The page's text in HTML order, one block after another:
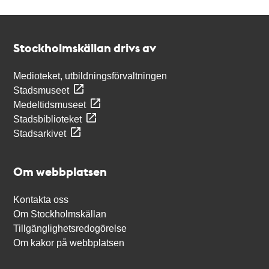
Stockholmskällan drivs av
Medioteket, utbildningsförvaltningen
Stadsmuseet
Medeltidsmuseet
Stadsbiblioteket
Stadsarkivet
Om webbplatsen
Kontakta oss
Om Stockholmskällan
Tillgänglighetsredogörelse
Om kakor på webbplatsen